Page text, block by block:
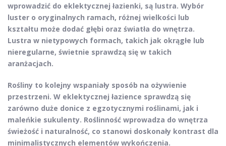
wprowadzić do eklektycznej łazienki, są lustra. Wybór
luster o oryginalnych ramach, różnej wielkości lub
kształtu może dodać głębi oraz światła do wnętrza.
Lustra w nietypowych formach, takich jak okrągłe lub
nieregularne, świetnie sprawdzą się w takich
aranżacjach.
Rośliny to kolejny wspaniały sposób na ożywienie
przestrzeni. W eklektycznej łazience sprawdzą się
zarówno duże donice z egzotycznymi roślinami, jak i
maleńkie sukulenty. Roślinność wprowadza do wnętrza
świeżość i naturalność, co stanowi doskonały kontrast dla
minimalistycznych elementów wykończenia.